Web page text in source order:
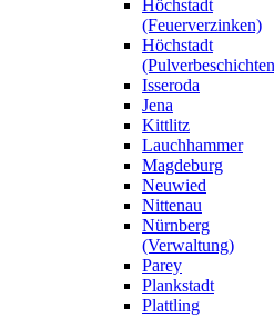
Höchstadt
(Feuerverzinken)
Höchstadt
Isseroda
Jena
Kittlitz
Lauchhammer
Magdeburg
Neuwied
Nittenau
Nürnberg
(Verwaltung)
Parey
Plankstadt
Plattling